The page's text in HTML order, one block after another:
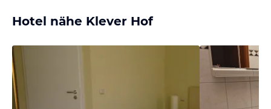
Hotel nähe Klever Hof